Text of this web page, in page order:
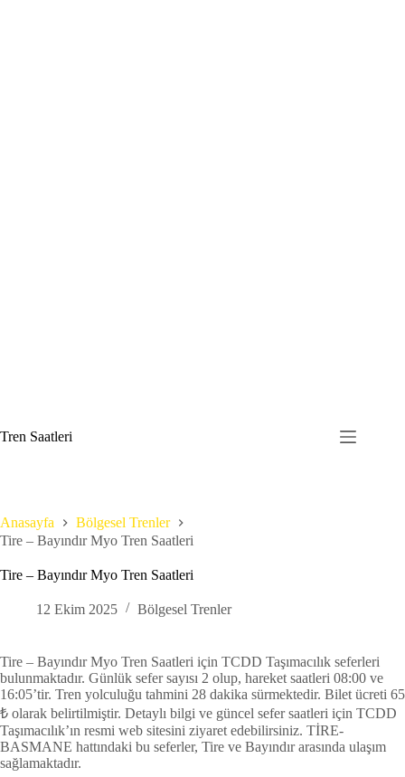
to
content
Tren Saatleri
Anasayfa
Bölgesel Trenler
Tire – Bayındır Myo Tren Saatleri
Tire – Bayındır Myo Tren Saatleri
12 Ekim 2025 Bölgesel Trenler
Tire – Bayındır Myo Tren Saatleri için TCDD Taşımacılık seferleri
bulunmaktadır. Günlük sefer sayısı 2 olup, hareket saatleri 08:00 ve
16:05’tir. Tren yolculuğu tahmini 28 dakika sürmektedir. Bilet ücreti 65
₺ olarak belirtilmiştir. Detaylı bilgi ve güncel sefer saatleri için TCDD
Taşımacılık’ın resmi web sitesini ziyaret edebilirsiniz. TİRE-
BASMANE hattındaki bu seferler, Tire ve Bayındır arasında ulaşım
sağlamaktadır.